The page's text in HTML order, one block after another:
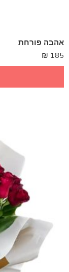
אהבה פורחת
185
₪